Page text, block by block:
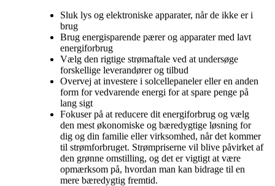
Sluk lys og elektroniske apparater, når de ikke er i
brug
Brug energisparende pærer og apparater med lavt
energiforbrug
Vælg den rigtige strømaftale ved at undersøge
forskellige leverandører og tilbud
Overvej at investere i solcellepaneler eller en anden
form for vedvarende energi for at spare penge på
lang sigt
Fokuser på at reducere dit energiforbrug og vælg
den mest økonomiske og bæredygtige løsning for
dig og din familie eller virksomhed, når det kommer
til strømforbruget. Strømpriserne vil blive påvirket af
den grønne omstilling, og det er vigtigt at være
opmærksom på, hvordan man kan bidrage til en
mere bæredygtig fremtid.